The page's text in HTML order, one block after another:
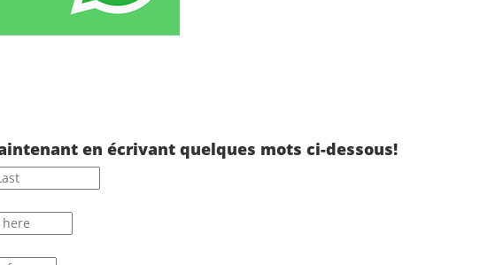
en écrivant quelques mots ci-dessous!